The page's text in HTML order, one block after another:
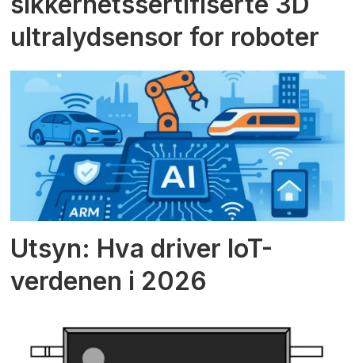
ultralydsensor for roboter
Utsyn: Hva driver IoT-
verdenen i 2026